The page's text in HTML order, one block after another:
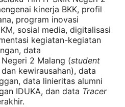
kinerja BKK, profil
program inovasi
sosial media, digitalisasi
kegiatan-kegiatan
data
Negeri 2 Malang (student
dan kewirausahan), data
data linieritas alumni
IDUKA, dan data Tracer